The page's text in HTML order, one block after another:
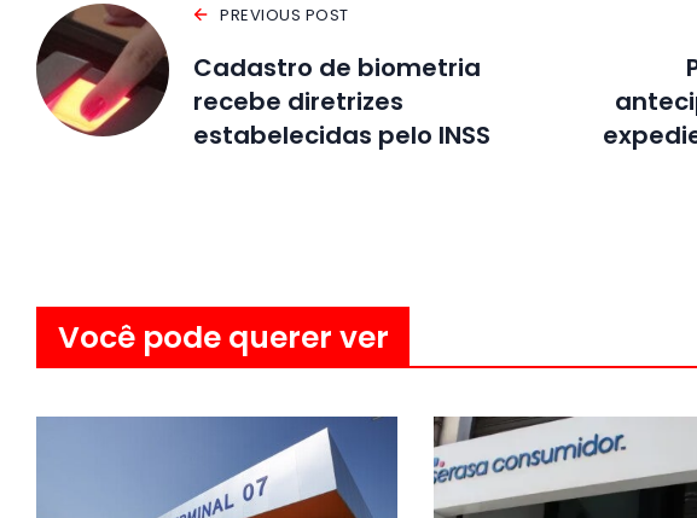
PREVIOUS POST
Cadastro de biometria
recebe diretrizes
estabelecidas pelo INSS
Você pode querer ver